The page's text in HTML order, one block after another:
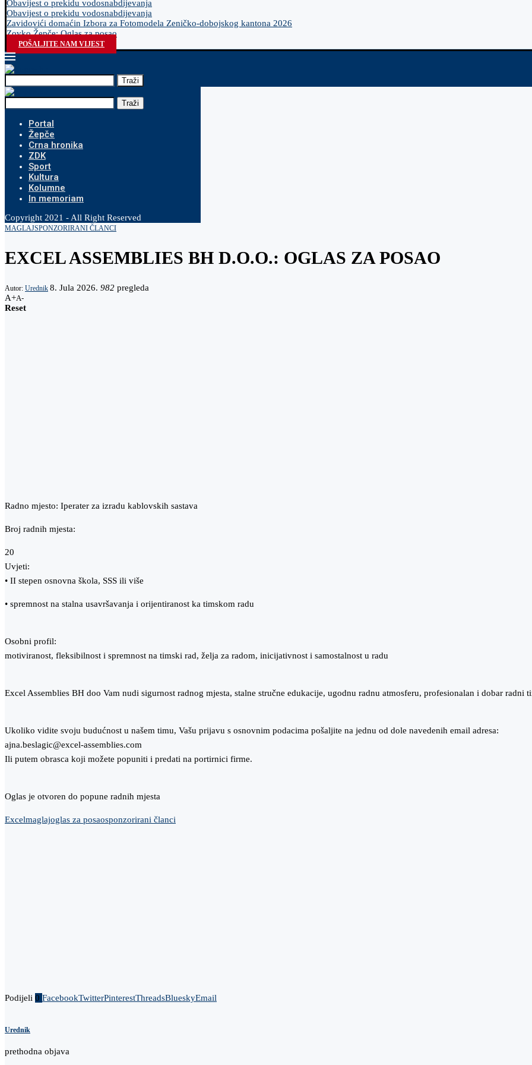
Obavijest o prekidu vodosnabdijevanja
Obavijest o prekidu vodosnabdijevanja
Zavidovići domaćin Izbora za Fotomodela Zeničko-dobojskog kantona 2026
Zovko Žepče: Oglas za posao
POŠALJITE NAM VIJEST
Traži
Traži
Portal
Žepče
Crna hronika
ZDK
Sport
Kultura
Kolumne
In memoriam
Copyright 2021 - All Right Reserved
MAGLAJSPONZORIRANI ČLANCI
EXCEL ASSEMBLIES BH D.O.O.: OGLAS ZA POSAO
Autor: Urednik 8. Jula 2026. 982 pregleda
A+A-
Reset
Radno mjesto: Iperater za izradu kablovskih sastava
Broj radnih mjesta:
20
Uvjeti:
• II stepen osnovna škola, SSS ili više
• spremnost na stalna usavršavanja i orijentiranost ka timskom radu
Osobni profil:
motiviranost, fleksibilnost i spremnost na timski rad, želja za radom, inicijativnost i samostalnost u radu
Excel Assemblies BH doo Vam nudi sigurnost radnog mjesta, stalne stručne edukacije, ugodnu radnu atmosferu, profesionalan i dobar radni
Ukoliko vidite svoju budućnost u našem timu, Vašu prijavu s osnovnim podacima pošaljite na jednu od dole navedenih email adresa:
ajna.beslagic@excel-assemblies.com
Ili putem obrasca koji možete popuniti i predati na portirnici firme.
Oglas je otvoren do popune radnih mjesta
Excelmaglajoglas za posaosponzorirani članci
Podijeli 0 FacebookTwitterPinterestThreadsBlueskyEmail
Urednik
prethodna objava